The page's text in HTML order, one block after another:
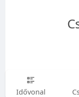
Idővonal